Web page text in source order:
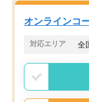
る勉強」から「
意識が変わった
オンラインコ
対応エリア 全